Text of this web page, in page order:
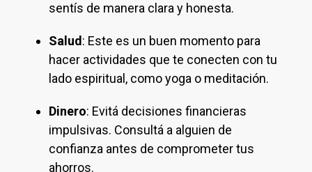
sentís de manera clara y honesta.
Salud : Este es un buen momento para
hacer actividades que te conecten con tu
lado espiritual, como yoga o meditación.
Dinero: Evitá decisiones financieras
impulsivas. Consultá a alguien de
confianza antes de comprometer tus
ahorros.